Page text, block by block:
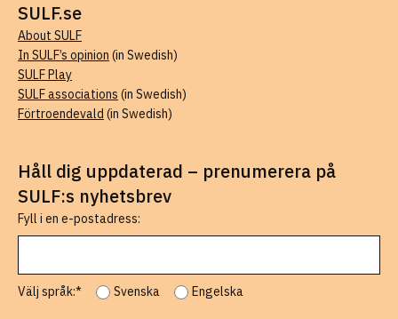
SULF.se
About SULF
In SULF’s opinion (in Swedish)
SULF Play
SULF associations (in Swedish)
Förtroendevald (in Swedish)
Håll dig uppdaterad – prenumerera på
SULF:s nyhetsbrev
Fyll i en e-postadress:
Välj språk:* Svenska Engelska